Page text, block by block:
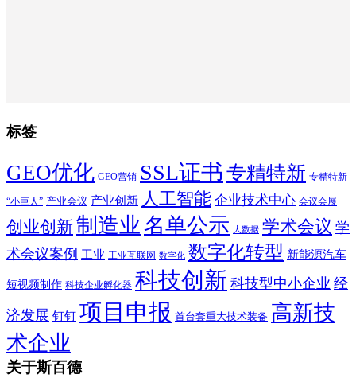
标签
GEO优化 GEO营销 SSL证书 专精特新 专精特新
“小巨人” 产业会议 产业创新 人工智能 企业技术中心 会议会展
创业创新制造业 名单公示 大数据 学术会议 学
术会议案例 工业 工业互联网 数字化 数字化转型 新能源汽车
短视频制作 科技企业孵化器 科技创新 科技型中小企业 经
济发展 钉钉 项目申报 首台套重大技术装备 高新技
术企业
关于斯百德